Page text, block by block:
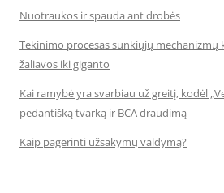
Nuotraukos ir spauda ant drobės
Tekinimo procesas sunkiųjų
žaliavos iki giganto
Kai ramybė yra svarbiau už greitį, kodėl
pedantišką tvarką ir BCA draudimą
Kaip pagerinti užsakymų valdymą?